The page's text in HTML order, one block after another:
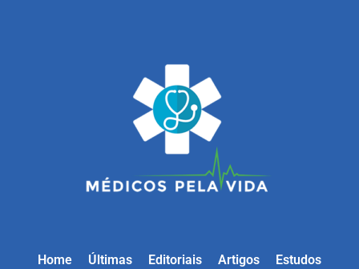
Home Últimas Editoriais Artigos
Estudos